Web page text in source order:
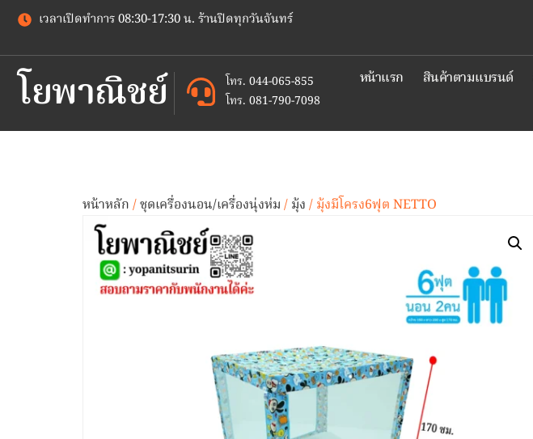
เวลาเปิดทำการ 08:30-17:30 น. ร้านปิดทุกวันจันทร์
โยพาณิชย์
โทร. 044-065-855
โทร. 081-790-7098
หน้าแรก สินค้าตามแบรนด์
หน้าหลัก/ชุดเครื่องนอน/เครื่องนุ่งห่ม/มุ้ง/ มุ้งมีโครง6ฟุต NETTO